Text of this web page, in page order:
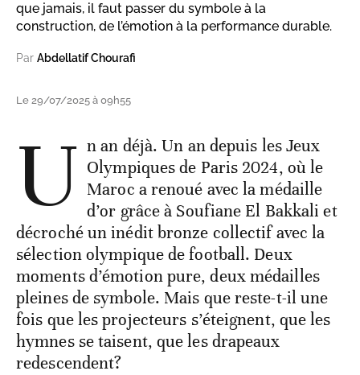
que jamais, il faut passer du symbole à la
construction, de l’émotion à la performance durable.
Par Abdellatif Chourafi
Le 29/07/2025 à 09h55
U n an déjà. Un an depuis les Jeux
Olympiques de Paris 2024, où le
Maroc a renoué avec la médaille
d’or grâce à Soufiane El Bakkali et
décroché un inédit bronze collectif avec la
sélection olympique de football. Deux
moments d’émotion pure, deux médailles
pleines de symbole. Mais que reste-t-il une
fois que les projecteurs s’éteignent, que les
hymnes se taisent, que les drapeaux
redescendent?